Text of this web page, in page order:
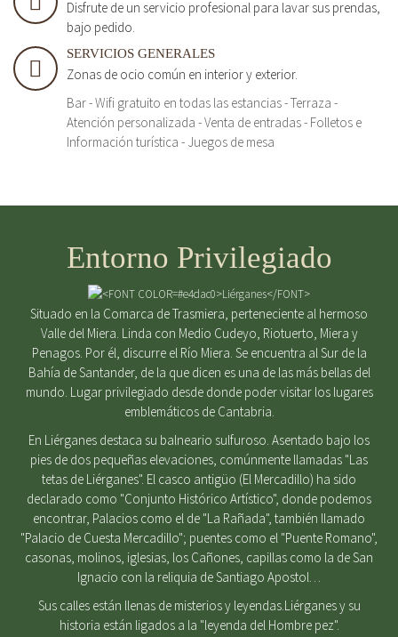
Disfrute de un servicio profesional para lavar sus prendas,
bajo pedido.
SERVICIOS GENERALES
Zonas de ocio común en interior y exterior.
Bar - Wifi gratuito en todas las estancias - Terraza -
Atención personalizada - Venta de entradas - Folletos e
Información turística - Juegos de mesa
Entorno Privilegiado
Situado en la Comarca de Trasmiera, perteneciente al hermoso
Valle del Miera. Linda con Medio Cudeyo, Riotuerto, Miera y
Penagos. Por él, discurre el Río Miera. Se encuentra al Sur de la
Bahía de Santander, de la que dicen es una de las más bellas del
mundo. Lugar privilegiado desde donde poder visitar los lugares
emblemáticos de Cantabria.
En Liérganes destaca su balneario sulfuroso. Asentado bajo los
pies de dos pequeñas elevaciones, comúnmente llamadas "Las
tetas de Liérganes". El casco antigüo (El Mercadillo) ha sido
declarado como "Conjunto Histórico Artístico", donde podemos
encontrar, Palacios como el de "La Rañada", también llamado
"Palacio de Cuesta Mercadillo"; puentes como el "Puente Romano",
casonas, molinos, iglesias, los Cañones, capillas como la de San
Ignacio con la reliquia de Santiago Apostol…
Sus calles están llenas de misterios y leyendas.Liérganes y su
historia están ligados a la "leyenda del Hombre pez".